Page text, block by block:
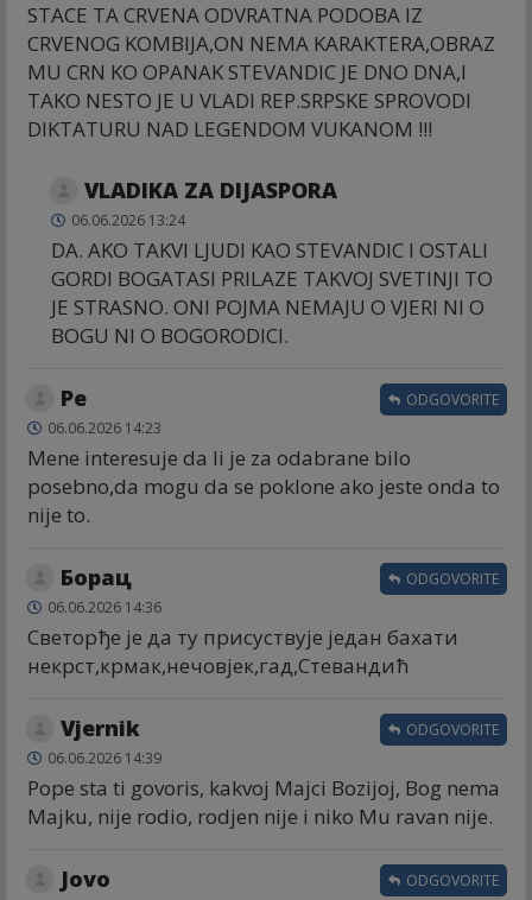
STACE TA CRVENA ODVRATNA PODOBA IZ
CRVENOG KOMBIJA,ON NEMA KARAKTERA,OBRAZ
MU CRN KO OPANAK STEVANDIC JE DNO DNA,I
TAKO NESTO JE U VLADI REP.SRPSKE SPROVODI
DIKTATURU NAD LEGENDOM VUKANOM !!!
VLADIKA ZA DIJASPORA
06.06.2026 13:24
DA. AKO TAKVI LJUDI KAO STEVANDIC I OSTALI
GORDI BOGATASI PRILAZE TAKVOJ SVETINJI TO
JE STRASNO. ONI POJMA NEMAJU O VJERI NI O
BOGU NI O BOGORODICI.
Ре
06.06.2026 14:23
Mene interesuje da li je za odabrane bilo
posebno,da mogu da se poklone ako jeste onda to
nije to.
ODGOVORITE
Борац
06.06.2026 14:36
Светорђе је да ту присуствује један бахати
некрст,крмак,нечовјек,гад,Стевандић
ODGOVORITE
Vjernik
06.06.2026 14:39
Pope sta ti govoris, kakvoj Majci Bozijoj, Bog nema
Majku, nije rodio, rodjen nije i niko Mu ravan nije.
ODGOVORITE
Jovo ODGOVORITE